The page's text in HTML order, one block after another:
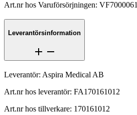
Art.nr hos Varuförsörjningen: VF7000061
Leverantörsinformation
Leverantör: Aspira Medical AB
Art.nr hos leverantör: FA170161012
Art.nr hos tillverkare: 170161012